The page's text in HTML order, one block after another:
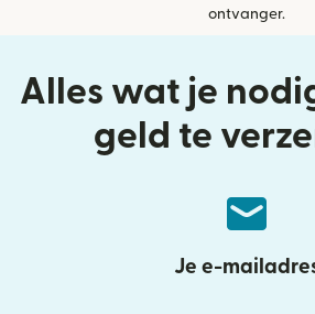
ontvanger.
Alles wat je
geld te
Je e-